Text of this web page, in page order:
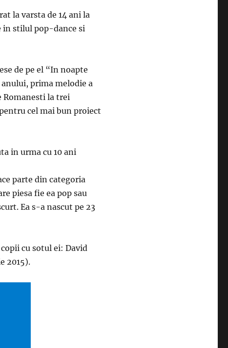
la varsta de 14 ani la
in stilul pop-dance si
de pe el “In noapte
prima melodie a
la trei
cel mai bun proiect
in urma cu 10 ani
parte din categoria
piesa fie ea pop sau
Ea s-a nascut pe 23
cu sotul ei: David
2015).